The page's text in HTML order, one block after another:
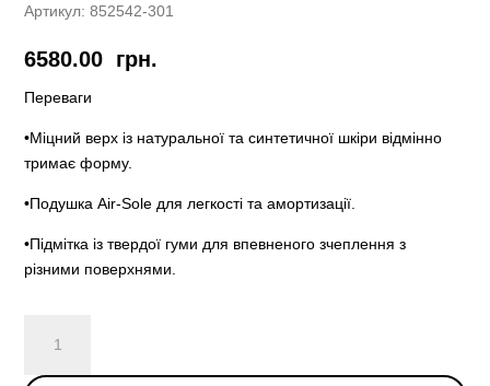
Артикул:852542-301
6580.00 грн.
Переваги
•Міцний верх із натуральної та синтетичної шкіри відмінно
тримає форму.
•Подушка Air-Sole для легкості та амортизації.
•Підмітка із твердої гуми для впевненого зчеплення з
різними поверхнями.
Jordan
1